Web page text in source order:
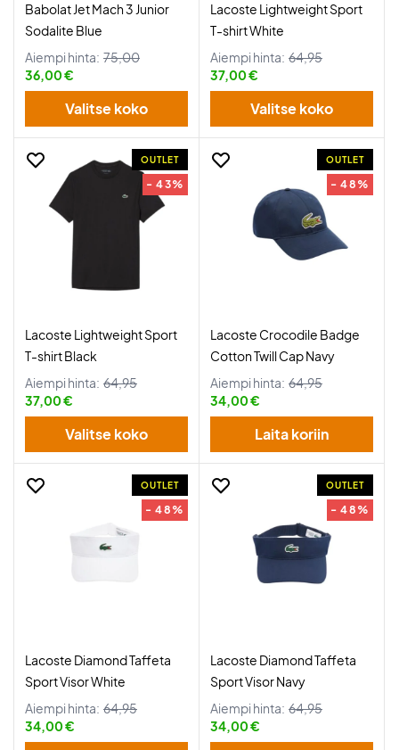
Babolat Jet Mach 3 Junior
Sodalite Blue
Aiempi hinta: 75,00
36,00 €
Valitse koko
Lacoste Lightweight Sport
T-shirt White
Aiempi hinta: 64,95
37,00 €
Valitse koko
OUTLET
- 43%
Lacoste Lightweight Sport
T-shirt Black
Aiempi hinta: 64,95
37,00 €
Valitse koko
OUTLET
- 48%
Lacoste Crocodile Badge
Cotton Twill Cap Navy
Aiempi hinta: 64,95
34,00 €
Laita koriin
OUTLET
- 48%
Lacoste Diamond Taffeta
Sport Visor White
Aiempi hinta: 64,95
34,00 €
OUTLET
- 48%
Lacoste Diamond Taffeta
Sport Visor Navy
Aiempi hinta: 64,95
34,00 €